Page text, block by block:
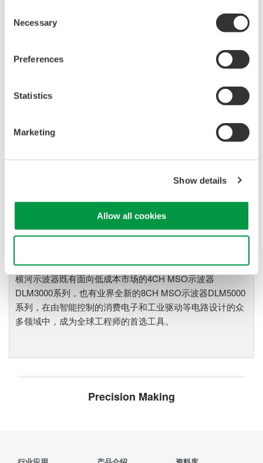
Selection
Necessary
Preferences
Statistics
Marketing
Show details
Allow all cookies
化和新能源等前沿行业专用示波
器的研发，近期又推出全新DLM系列示波器，既有面向低成
本市场的4CH MSO示波器——DLM3000系列，也有业界全
新的8CH MSO示波器——DLM5000系列，在由智能控制的
程师的首选工具。
河示波记录仪作为世界一流的示
大测量带宽的优点，可广泛应用于电子工程的设计和开发过
横河示波器既有面向低成本市场的4CH MSO示波器
DLM3000系列，也有业界全新的8CH MSO示波器DLM5000
系列，在由智能控制的消费电子和工业驱动等电路设计的众
多领域中，成为全球工程师的首选工具。
Precision Making